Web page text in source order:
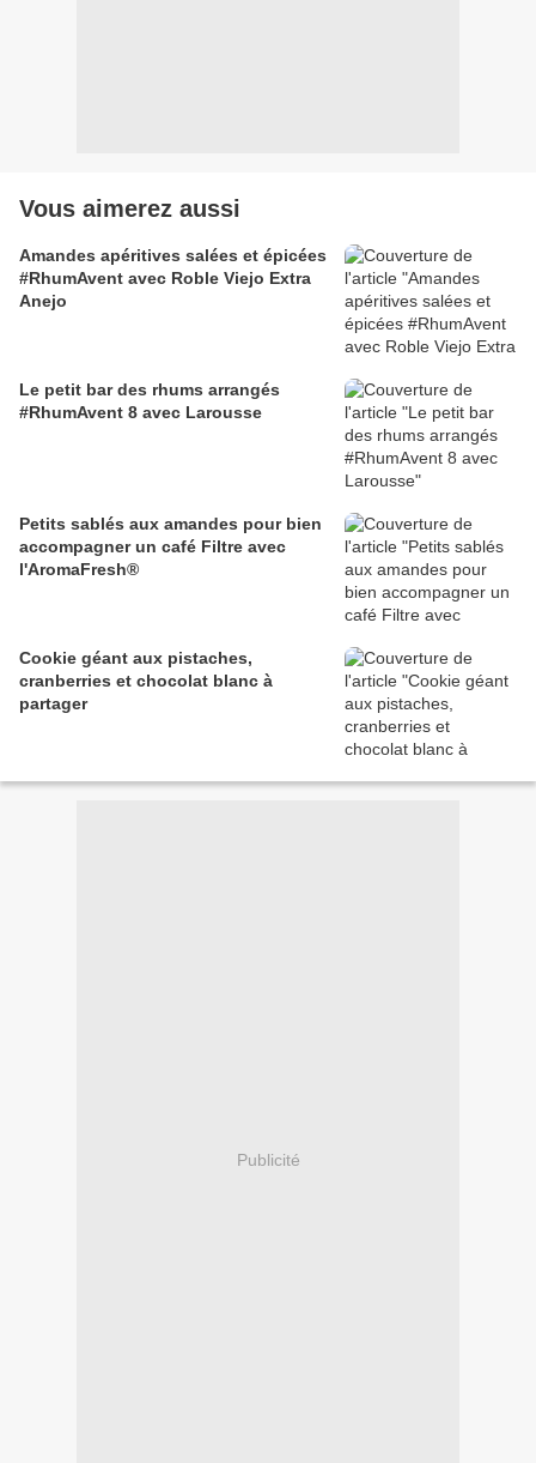
Vous aimerez aussi
Amandes apéritives salées et épicées
#RhumAvent avec Roble Viejo Extra
Anejo
Le petit bar des rhums arrangés
#RhumAvent 8 avec Larousse
Petits sablés aux amandes pour bien
accompagner un café Filtre avec
l'AromaFresh®
Cookie géant aux pistaches,
cranberries et chocolat blanc à
partager
Publicité